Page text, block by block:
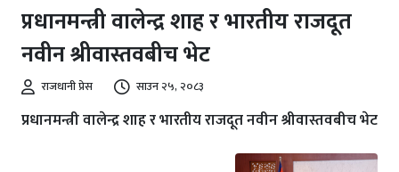
प्रधानमन्त्री वालेन्द्र शाह र भारतीय राजदूत
नवीन श्रीवास्तवबीच भेट
राजधानी प्रेस साउन २५, २०८३
प्रधानमन्त्री वालेन्द्र शाह र भारतीय राजदूत नवीन श्रीवास्तवबीच भेट